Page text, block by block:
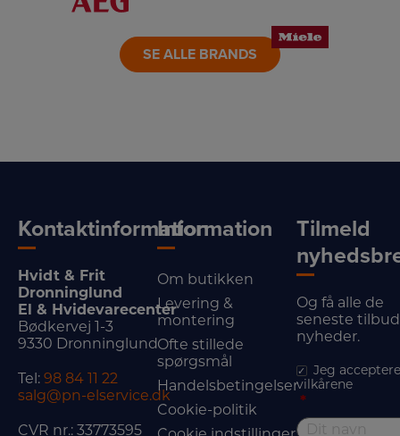
LINK
SE ALLE BRANDS
Kontaktinformation
Hvidt & Frit
Dronninglund
El & Hvidevarecenter
Bødkervej 1-3
9330 Dronninglund
Tel: 98 84 11 22
salg@pn-elservice.dk
CVR nr.: 33773595
Information
Om butikken
Levering &
montering
Ofte stillede
spørgsmål
Handelsbetingelser
Cookie-politik
Tilmeld
Og få alle de
seneste
nyheder.
Jeg
vilkårene
*